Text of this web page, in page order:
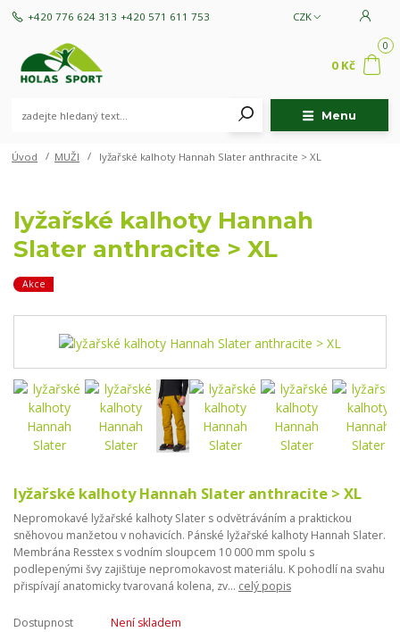
Menu
CZK
+420 776 624 313 +420 571 611 753
0
0 Kč
Úvod MUŽI lyžařské kalhoty Hannah Slater anthracite > XL
lyžařské kalhoty Hannah
Slater anthracite > XL
Akce
lyžařské kalhoty Hannah Slater anthracite > XL
Nepromokavé lyžařské kalhoty Slater s odvětráváním a praktickou
sněhovou manžetou v nohavicích. Pánské lyžařské kalhoty Hannah Slater.
Membrána Resstex s vodním sloupcem 10 000 mm spolu s
podlepenými švy zajišťuje nepromokavost materiálu. K pohodlí na svahu
přispívají anatomicky tvarovaná kolena, zv... celý popis
Dostupnost
Není skladem